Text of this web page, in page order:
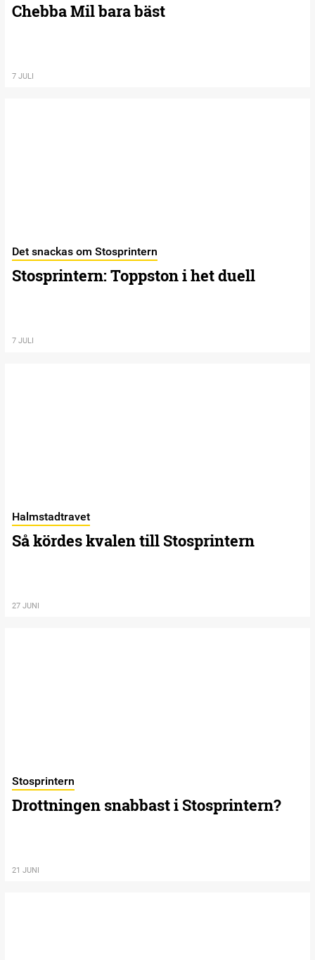
Chebba Mil bara bäst
7 JULI
Det snackas om Stosprintern
Stosprintern: Toppston i het duell
7 JULI
Halmstadtravet
Så kördes kvalen till Stosprintern
27 JUNI
Stosprintern
Drottningen snabbast i Stosprintern?
21 JUNI